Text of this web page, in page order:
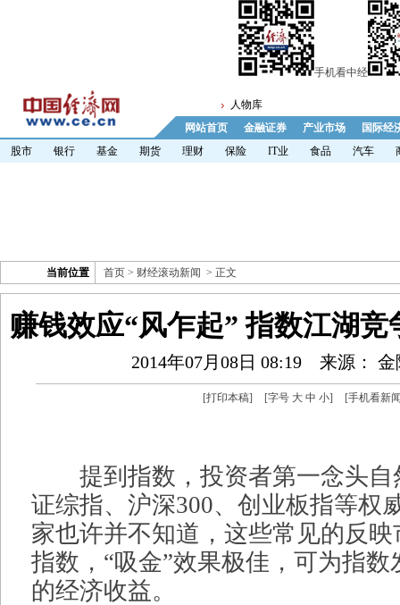
手机看中经
人物库
网站首页
金融证券 产业市场
国际经
股市
银行 基金 期货 理财 保险 IT业 食品 汽车
当前位置 首页 > 财经滚动新闻 > 正文
赚钱效应“风乍起” 指数江湖
2014年07月08日 08:19 来源：
[打印本稿] [字号 大 中 小] [手机看新
提到指数，投资者第一念头自
证综指、沪深300、创业板指等权
家也许并不知道，这些常见的反
指数，“吸金”效果极佳，可为指
的经济收益。